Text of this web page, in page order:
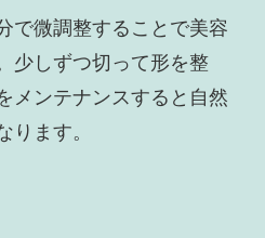
で微調整することで美容
少しずつ切って形を整
メンテナンスすると自然
ります。